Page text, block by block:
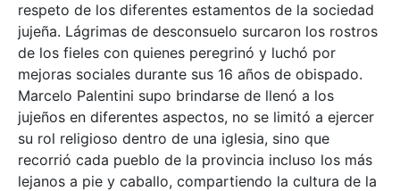
respeto de los diferentes estamentos de la sociedad
jujeña. Lágrimas de desconsuelo surcaron los rostros
de los fieles con quienes peregrinó y luchó por
mejoras sociales durante sus 16 años de obispado.
Marcelo Palentini supo brindarse de llenó a los
jujeños en diferentes aspectos, no se limitó a ejercer
su rol religioso dentro de una iglesia, sino que
recorrió cada pueblo de la provincia incluso los más
lejanos a pie y caballo, compartiendo la cultura de la